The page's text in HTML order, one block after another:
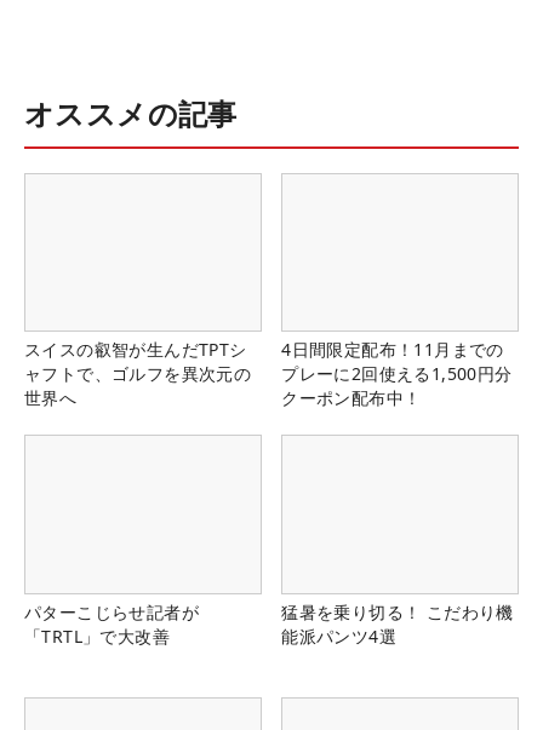
オススメの記事
スイスの叡智が生んだTPTシ
ャフトで、ゴルフを異次元の
世界へ
4日間限定配布！11月までの
プレーに2回使える1,500円分
クーポン配布中！
パターこじらせ記者が
「TRTL」で大改善
猛暑を乗り切る！ こだわり機
能派パンツ4選